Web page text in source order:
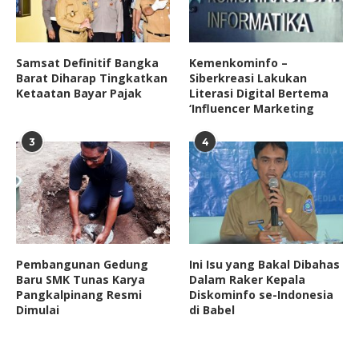
Samsat Definitif Bangka
Barat Diharap Tingkatkan
Ketaatan Bayar Pajak
Kemenkominfo –
Siberkreasi Lakukan
Literasi Digital Bertema
‘Influencer Marketing
3
Pembangunan Gedung
Baru SMK Tunas Karya
Pangkalpinang Resmi
Dimulai
4
Ini Isu yang Bakal Dibahas
Dalam Raker Kepala
Diskominfo se-Indonesia
di Babel